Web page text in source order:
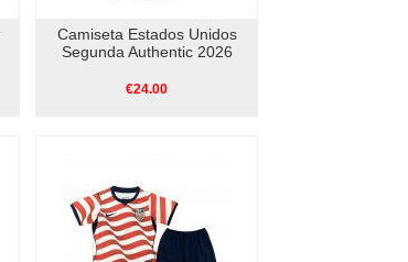
Camiseta Estados Unidos
Segunda Authentic 2026
€24.00